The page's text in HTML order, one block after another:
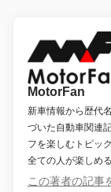
MotorFan
新車情報から歴代
づいた自動車関連
フを楽しむトピッ
全ての人が楽しめ
この著者の記事